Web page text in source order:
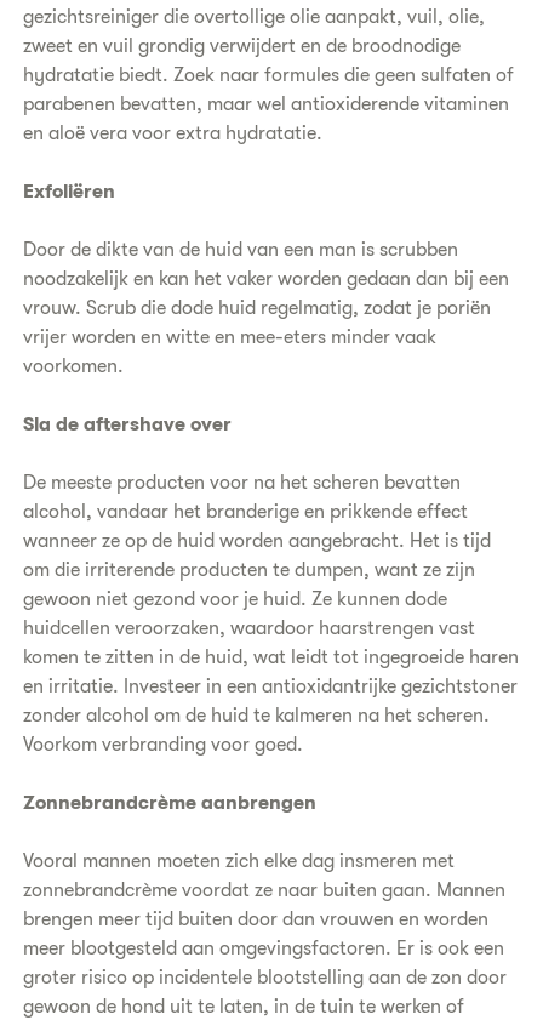
gezichtsreiniger die overtollige olie aanpakt, vuil, olie,
zweet en vuil grondig verwijdert en de broodnodige
hydratatie biedt. Zoek naar formules die geen sulfaten of
parabenen bevatten, maar wel antioxiderende vitaminen
en aloë vera voor extra hydratatie.
Exfoliëren
Door de dikte van de huid van een man is scrubben
noodzakelijk en kan het vaker worden gedaan dan bij een
vrouw. Scrub die dode huid regelmatig, zodat je poriën
vrijer worden en witte en mee-eters minder vaak
voorkomen.
Sla de aftershave over
De meeste producten voor na het scheren bevatten
alcohol, vandaar het branderige en prikkende effect
wanneer ze op de huid worden aangebracht. Het is tijd
om die irriterende producten te dumpen, want ze zijn
gewoon niet gezond voor je huid. Ze kunnen dode
huidcellen veroorzaken, waardoor haarstrengen vast
komen te zitten in de huid, wat leidt tot ingegroeide haren
en irritatie. Investeer in een antioxidantrijke gezichtstoner
zonder alcohol om de huid te kalmeren na het scheren.
Voorkom verbranding voor goed.
Zonnebrandcrème aanbrengen
Vooral mannen moeten zich elke dag insmeren met
zonnebrandcrème voordat ze naar buiten gaan. Mannen
brengen meer tijd buiten door dan vrouwen en worden
meer blootgesteld aan omgevingsfactoren. Er is ook een
groter risico op incidentele blootstelling aan de zon door
gewoon de hond uit te laten, in de tuin te werken of